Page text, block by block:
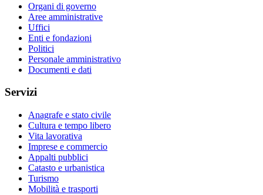
Organi di governo
Aree amministrative
Uffici
Enti e fondazioni
Politici
Personale amministrativo
Documenti e dati
Servizi
Anagrafe e stato civile
Cultura e tempo libero
Vita lavorativa
Imprese e commercio
Appalti pubblici
Catasto e urbanistica
Turismo
Mobilità e trasporti